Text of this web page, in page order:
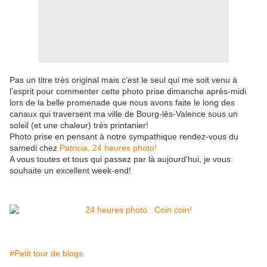
Pas un titre très original mais c'est le seul qui me soit venu à
l'esprit pour commenter cette photo prise dimanche après-midi
lors de la belle promenade que nous avons faite le long des
canaux qui traversent ma ville de Bourg-lès-Valence sous un
soleil (et une chaleur) très printanier!
Photo prise en pensant à notre sympathique rendez-vous du
samedi chez Patricia, 24 heures photo!
A vous toutes et tous qui passez par là aujourd'hui, je vous
souhaite un excellent week-end!
#Petit tour de blogs